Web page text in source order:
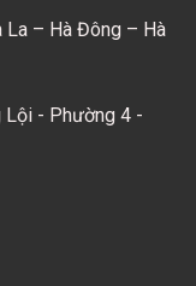
La – Hà Đông – Hà
Lội - Phường 4 -